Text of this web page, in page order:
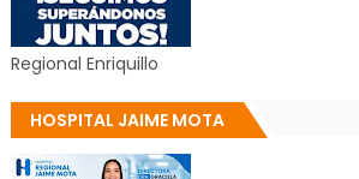
Regional Enriquillo
HOSPITAL JAIME MOTA